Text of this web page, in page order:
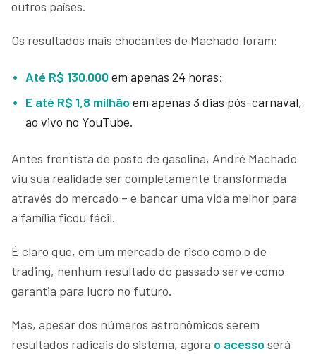
outros países.
Os resultados mais chocantes de Machado foram:
Até R$ 130.000em apenas 24 horas;
E até R$ 1,8 milhão em apenas 3 dias pós-carnaval,
ao vivo no YouTube.
Antes frentista de posto de gasolina, André Machado
viu sua realidade ser completamente transformada
através do mercado – e bancar uma vida melhor para
a família ficou fácil.
É claro que, em um mercado de risco como o de
trading, nenhum resultado do passado serve como
garantia para lucro no futuro.
Mas, apesar dos números astronômicos serem
resultados radicais do sistema, agora o acesso será